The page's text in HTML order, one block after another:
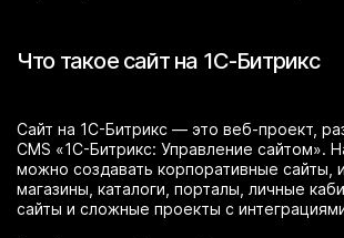
Что такое сайт на 1С-Битрикс
Сайт на 1С-Битрикс — это веб-проект,
CMS «1С-Битрикс: Управление сайтом».
можно создавать корпоративные сайты,
магазины, каталоги, порталы, личные
сайты и сложные проекты с